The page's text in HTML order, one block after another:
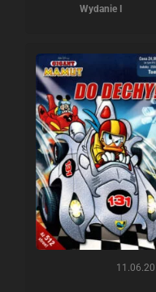
Wydanie I